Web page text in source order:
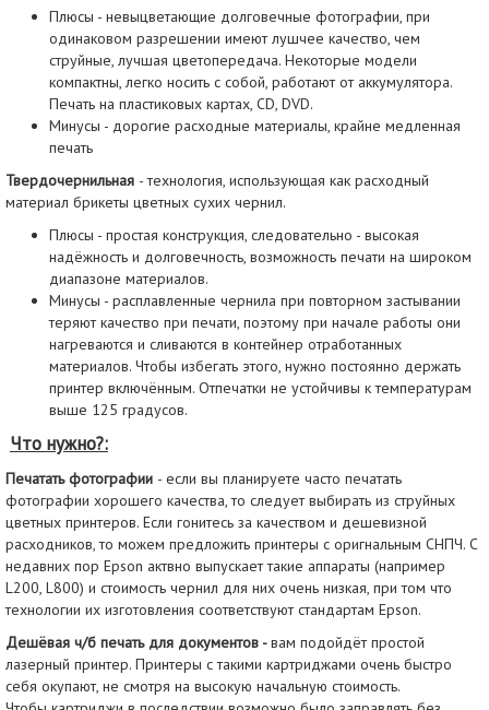
Плюсы - невыцветающие долговечные фотографии, при
одинаковом разрешении имеют лушчее качество, чем
струйные, лучшая цветопередача. Некоторые модели
компактны, легко носить с собой, работают от аккумулятора.
Печать на пластиковых картах, CD, DVD.
Минусы - дорогие расходные материалы, крайне медленная
печать
Твердочернильная - технология, использующая как расходный
материал брикеты цветных сухих чернил.
Плюсы - простая конструкция, следовательно - высокая
надёжность и долговечность, возможность печати на широком
диапазоне материалов.
Минусы - расплавленные чернила при повторном застывании
теряют качество при печати, поэтому при начале работы они
нагреваются и сливаются в контейнер отработанных
материалов. Чтобы избегать этого, нужно постоянно держать
принтер включённым. Отпечатки не устойчивы к температурам
выше 125 градусов.
Что нужно?:
Печатать фотографии - если вы планируете часто печатать
фотографии хорошего качества, то следует выбирать из струйных
цветных принтеров. Если гонитесь за качеством и дешевизной
расходников, то можем предложить принтеры с оригнальным СНПЧ. С
недавних пор Epson актвно выпускает такие аппараты (например
L200, L800) и стоимость чернил для них очень низкая, при том что
технологии их изготовления соответствуют стандартам Epson.
Дешёвая ч/б печать для документов -вам подойдёт простой
лазерный принтер. Принтеры с такими картриджами очень быстро
себя окупают, не смотря на высокую начальную стоимость.